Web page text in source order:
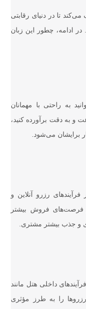
تا در دنیای رقابتی
ادامه، چطور این زبان
به راحتی با مهمانان
و به دقت برآورده کنید،
برایشان می‌شود.
رزرو آنلاین و
فرصت‌های فروش بیشتر
و جذب بیشتر مشتری.
داخلی هتل مانند
را به طرز مؤثری